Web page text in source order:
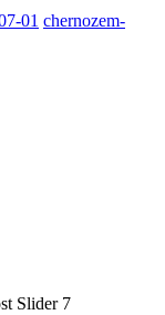
01 chernozem-
Slider 7